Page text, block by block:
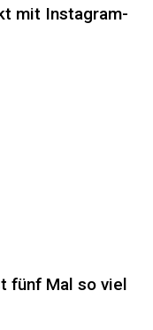
mit Instagram-
fünf Mal so viel